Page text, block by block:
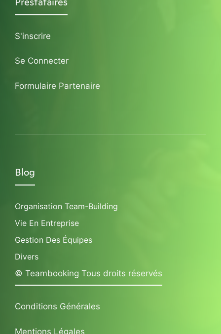
S'inscrire
Se Connecter
Formulaire Partenaire
Blog
Organisation Team-Building
Vie En Entreprise
Gestion Des Équipes
Divers
© Teambooking Tous droits réservés
Conditions Générales
Mentions Légales